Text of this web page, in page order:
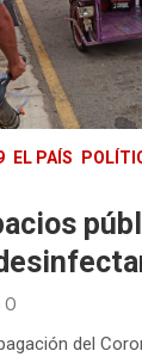
EL PAÍS
del